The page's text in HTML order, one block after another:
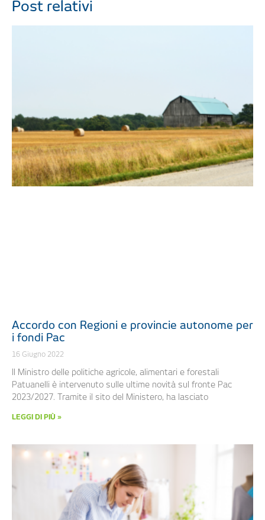
Post relativi
Accordo con Regioni e provincie autonome per
i fondi Pac
16 Giugno 2022
Il Ministro delle politiche agricole, alimentari e forestali
Patuanelli è intervenuto sulle ultime novità sul fronte Pac
2023/2027. Tramite il sito del Ministero, ha lasciato
LEGGI DI PIÙ »